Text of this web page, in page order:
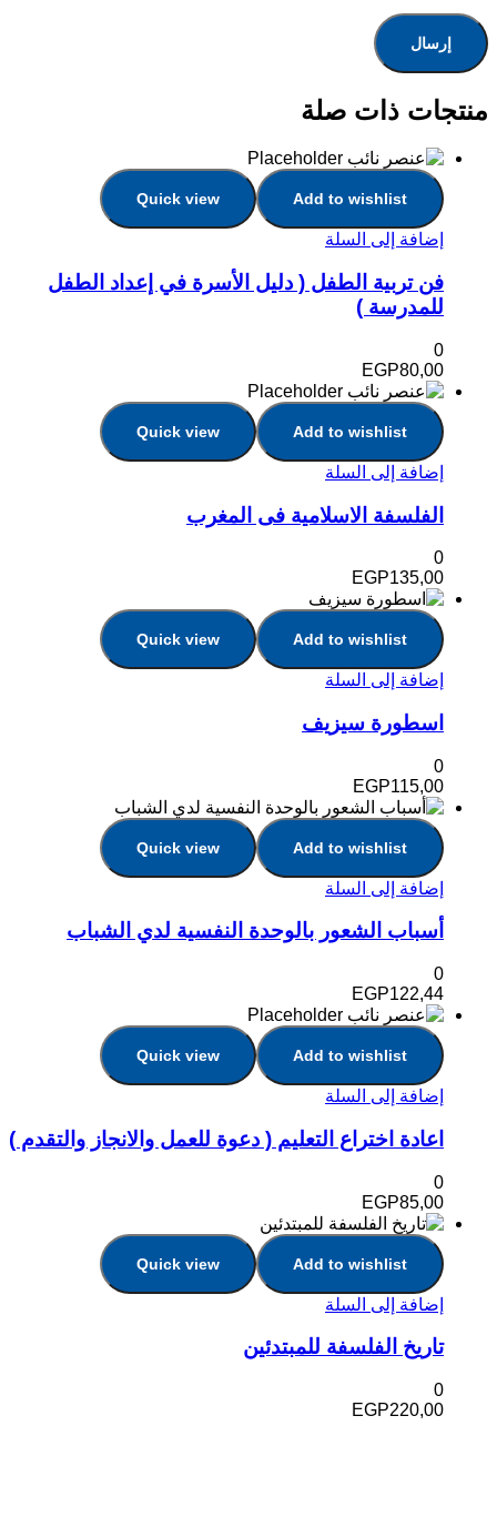
منتجات ذات صلة
Add to wishlist
Quick view
إضافة إلى السلة
فن تربية الطفل ( دليل الأسرة في إعداد الطفل
للمدرسة )
0
EGP80,00
Add to wishlist
Quick view
إضافة إلى السلة
الفلسفة الاسلامية فى المغرب
0
EGP135,00
Add to wishlist
Quick view
إضافة إلى السلة
اسطورة سيزيف
0
EGP115,00
Add to wishlist
Quick view
إضافة إلى السلة
أسباب الشعور بالوحدة النفسية لدي الشباب
0
EGP122,44
Add to wishlist
Quick view
إضافة إلى السلة
اعادة اختراع التعليم ( دعوة للعمل والانجاز والتقدم )
0
EGP85,00
Add to wishlist
Quick view
إضافة إلى السلة
تاريخ الفلسفة للمبتدئين
0
EGP220,00